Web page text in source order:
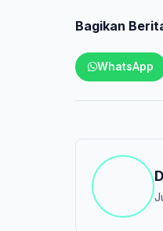
Bagikan
WhatsApp